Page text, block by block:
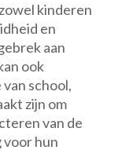
kinderen
en
aan
ook
school,
zijn om
van de
hun